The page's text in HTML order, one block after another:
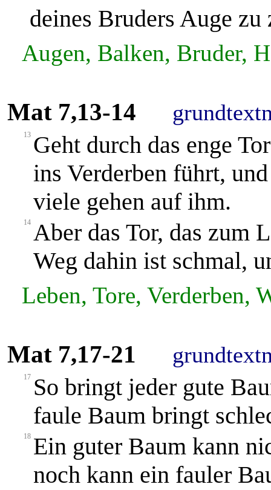
deines Bruders Auge zu
Augen, Balken, Bruder,
Mat 7,13-14
13 Geht durch das enge
ins Verderben führt,
viele gehen auf ihm.
14 Aber das Tor, das zum
Weg dahin ist schmal,
Leben, Tore, Verderben,
Mat 7,17-21
17 So bringt jeder gute
faule Baum bringt
18 Ein guter Baum kann
noch kann ein fauler